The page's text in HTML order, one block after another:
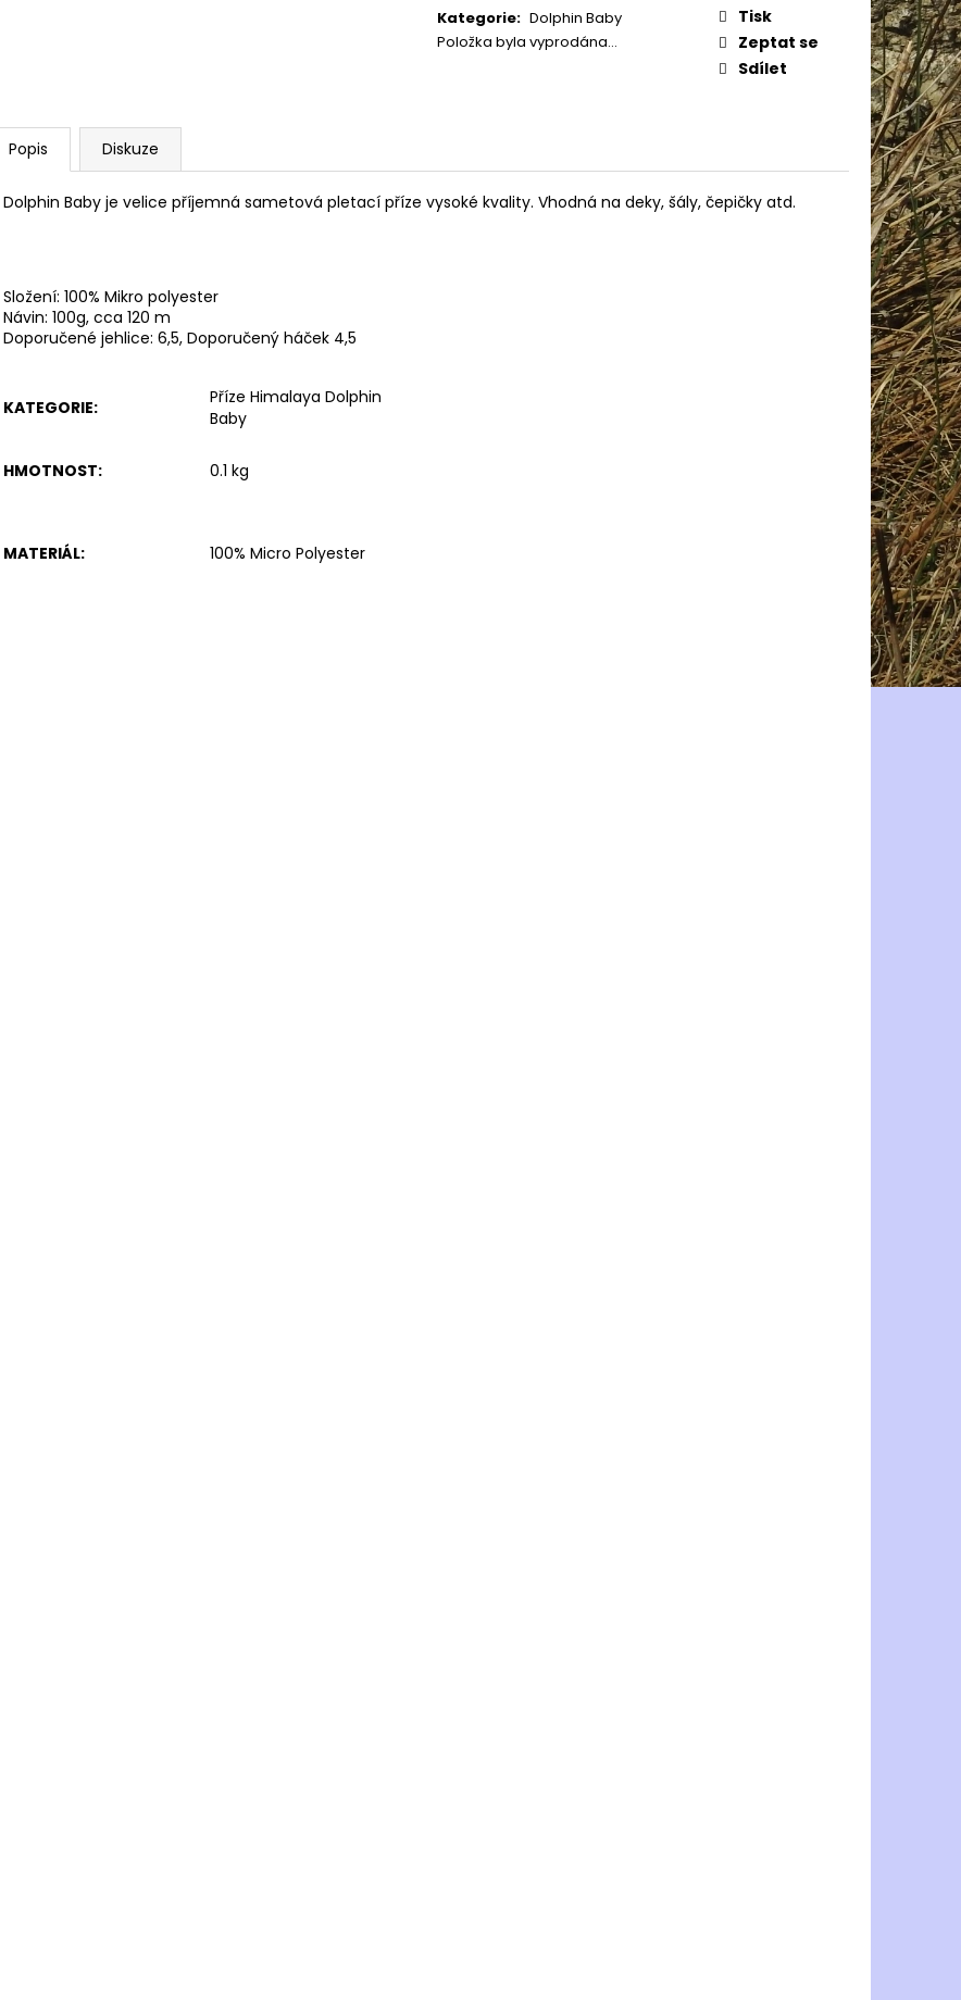
cena:
Kategorie: Dolphin Baby
Položka byla vyprodána…
Tisk
Zeptat se
Sdílet
Popis Diskuze
Dolphin Baby je velice příjemná sametová pletací příze vysoké kvality. Vhodná na deky, šály, čepičky atd.
Složení: 100% Mikro polyester
Návin: 100g, cca 120 m
Doporučené jehlice: 6,5, Doporučený háček 4,5
KATEGORIE:
Příze Himalaya Dolphin
Baby
HMOTNOST: 0.1 kg
MATERIÁL: 100% Micro Polyester